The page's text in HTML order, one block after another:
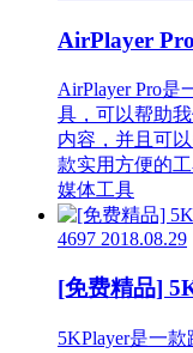
AirPlayer
AirPlayer Pro是
具，可以帮助
内容，并且可
款实用方便的工
媒体工具
4697 2018.08.29
[免费精品]
5KPlayer是一